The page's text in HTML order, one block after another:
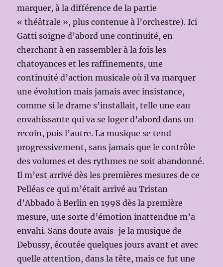
marquer, à la différence de la partie
« théâtrale », plus contenue à l’orchestre). Ici
Gatti soigne d’abord une continuité, en
cherchant à en rassembler à la fois les
chatoyances et les raffinements, une
continuité d’action musicale où il va marquer
une évolution mais jamais avec insistance,
comme si le drame s’installait, telle une eau
envahissante qui va se loger d’abord dans un
recoin, puis l’autre. La musique se tend
progressivement, sans jamais que le contrôle
des volumes et des rythmes ne soit abandonné.
Il m’est arrivé dès les premières mesures de ce
Pelléas ce qui m’était arrivé au Tristan
d’Abbado à Berlin en 1998 dès la première
mesure, une sorte d’émotion inattendue m’a
envahi. Sans doute avais-je la musique de
Debussy, écoutée quelques jours avant et avec
quelle attention, dans la tête, mais ce fut une